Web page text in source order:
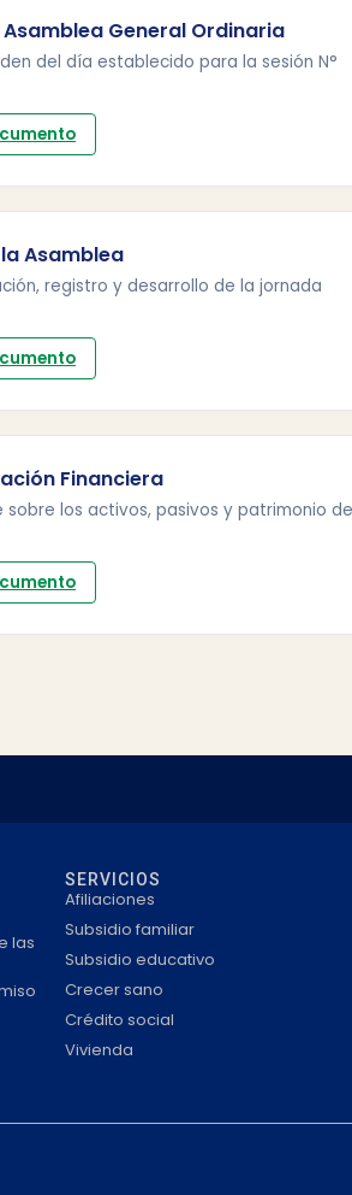
General Ordinaria
del día establecido para la sesión N°
Asamblea
registro y desarrollo de la jornada
Financiera
los activos, pasivos y patrimonio de
las
SERVICIOS
Afiliaciones
Subsidio familiar
Subsidio educativo
Crecer sano
Crédito social
Vivienda